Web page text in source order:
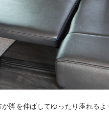
脚を伸ばしてゆったり座れる